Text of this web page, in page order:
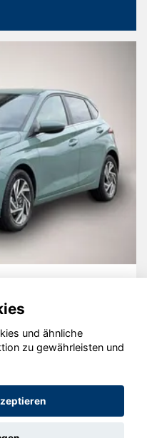
2020 - 2026
und ähnliche
zu gewährleisten und